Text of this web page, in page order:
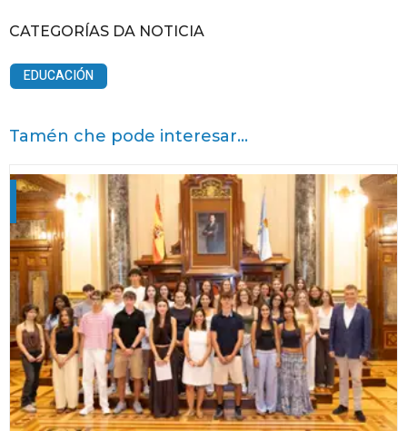
CATEGORÍAS DA NOTICIA
EDUCACIÓN
Tamén che pode interesar...